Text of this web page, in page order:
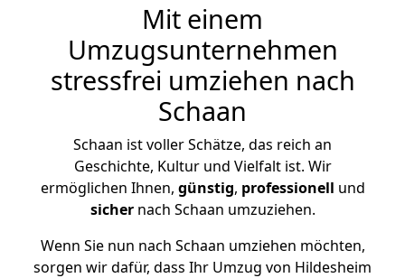
Mit einem
Umzugsunternehmen
stressfrei umziehen nach
Schaan
Schaan ist voller Schätze, das reich an
Geschichte, Kultur und Vielfalt ist. Wir
ermöglichen Ihnen, günstig, professionell und
sichernach Schaan umzuziehen.
Wenn Sie nun nach Schaan umziehen möchten,
sorgen wir dafür, dass Ihr Umzug von Hildesheim